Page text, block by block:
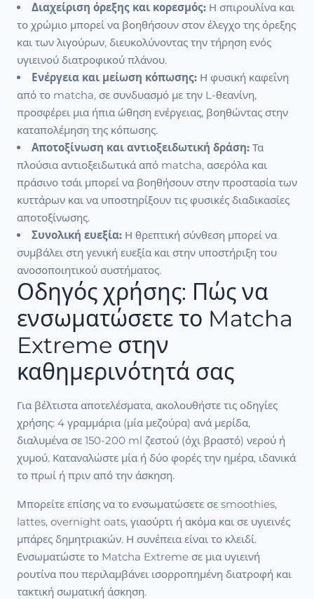
Διαχείριση όρεξης και κορεσμός: Η σπιρουλίνα και
το χρώμιο μπορεί να βοηθήσουν στον έλεγχο της όρεξης
και των λιγούρων, διευκολύνοντας την τήρηση ενός
υγιεινού διατροφικού πλάνου.
Ενέργεια και μείωση κόπωσης: Η φυσική καφεΐνη
από το matcha, σε συνδυασμό με την L-θεανίνη,
προσφέρει μια ήπια ώθηση ενέργειας, βοηθώντας στην
καταπολέμηση της κόπωσης.
Αποτοξίνωση και αντιοξειδωτική δράση: Τα
πλούσια αντιοξειδωτικά από matcha, ασερόλα και
πράσινο τσάι μπορεί να βοηθήσουν στην προστασία των
κυττάρων και να υποστηρίξουν τις φυσικές διαδικασίες
αποτοξίνωσης.
Συνολική ευεξία: Η θρεπτική σύνθεση μπορεί να
συμβάλει στη γενική ευεξία και στην υποστήριξη του
ανοσοποιητικού συστήματος.
Οδηγός χρήσης: Πώς να
ενσωματώσετε το Matcha
Extreme στην
καθημερινότητά σας
Για βέλτιστα αποτελέσματα, ακολουθήστε τις οδηγίες
χρήσης: 4 γραμμάρια (μία μεζούρα) ανά μερίδα,
διαλυμένα σε 150-200 ml ζεστού (όχι βραστό) νερού ή
χυμού. Καταναλώστε μία ή δύο φορές την ημέρα, ιδανικά
το πρωί ή πριν από την άσκηση.
Μπορείτε επίσης να το ενσωματώσετε σε smoothies,
lattes, overnight oats, γιαούρτι ή ακόμα και σε υγιεινές
μπάρες δημητριακών. Η συνέπεια είναι το κλειδί.
Ενσωματώστε το Matcha Extreme σε μια υγιεινή
ρουτίνα που περιλαμβάνει ισορροπημένη διατροφή και
τακτική σωματική άσκηση.